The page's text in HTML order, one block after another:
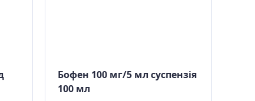
Бофен 100 мг/5 мл суспензія
100 мл